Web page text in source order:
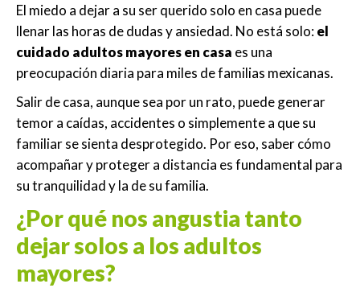
El miedo a dejar a su ser querido solo en casa puede
llenar las horas de dudas y ansiedad. No está solo:el
cuidado adultos mayores en casa es una
preocupación diaria para miles de familias mexicanas.
Salir de casa, aunque sea por un rato, puede generar
temor a caídas, accidentes o simplemente a que su
familiar se sienta desprotegido. Por eso, saber cómo
acompañar y proteger a distancia es fundamental para
su tranquilidad y la de su familia.
¿Por qué nos angustia tanto
dejar solos a los adultos
mayores?